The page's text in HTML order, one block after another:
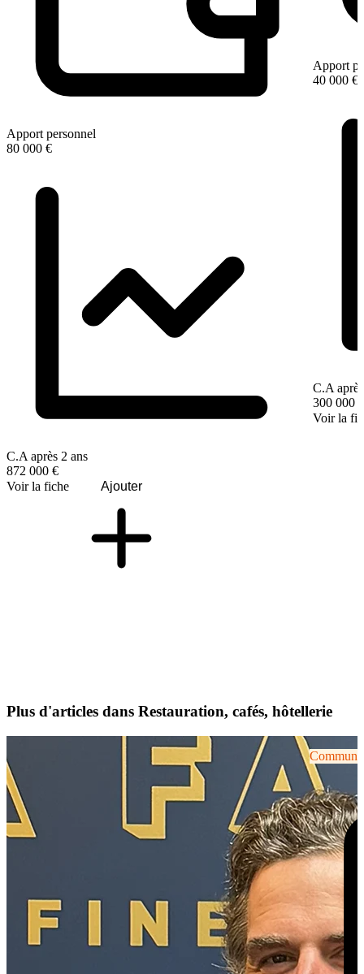
Apport personnel
80 000 €
C.A après 2 ans
872 000 €
Voir la fiche
Ajouter
Apport
40 000 €
C.A
300 000 €
Voir la
Plus d'articles dans Restauration, cafés, hôtellerie